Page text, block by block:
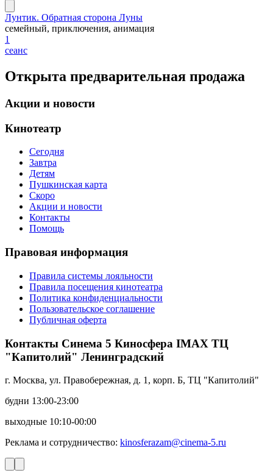
Лунтик. Обратная сторона Луны
семейный, приключения, анимация
1
сеанс
Открыта предварительная продажа
Акции и новости
Кинотеатр
Сегодня
Завтра
Детям
Пушкинская карта
Скоро
Акции и новости
Контакты
Помощь
Правовая информация
Правила системы лояльности
Правила посещения кинотеатра
Политика конфиденциальности
Пользовательское соглашение
Публичная оферта
Контакты Синема 5 Киносфера IMAX ТЦ
"Капитолий" Ленинградский
г. Москва, ул. Правобережная, д. 1, корп. Б, ТЦ "Капитолий"
будни 13:00-23:00
выходные 10:10-00:00
Реклама и сотрудничество: kinosferazam@cinema-5.ru